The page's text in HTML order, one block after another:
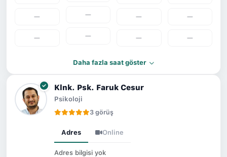
—
—
—
—
—
—
—
—
Daha fazla saat göster
Klnk. Psk. Faruk Cesur
Psikoloji
3 görüş
Adres Online
Adres bilgisi yok